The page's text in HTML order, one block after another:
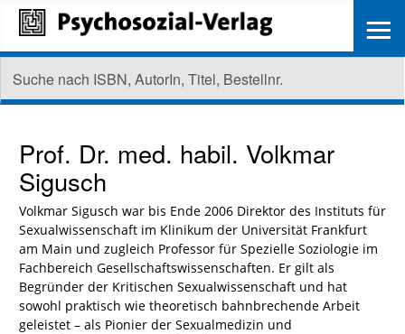
Prof. Dr. med. habil. Volkmar
Sigusch
Volkmar Sigusch war bis Ende 2006 Direktor des Instituts für
Sexualwissenschaft im Klinikum der Universität Frankfurt
am Main und zugleich Professor für Spezielle Soziologie im
Fachbereich Gesellschaftswissenschaften. Er gilt als
Begründer der Kritischen Sexualwissenschaft und hat
sowohl praktisch wie theoretisch bahnbrechende Arbeit
geleistet – als Pionier der Sexualmedizin und
≡